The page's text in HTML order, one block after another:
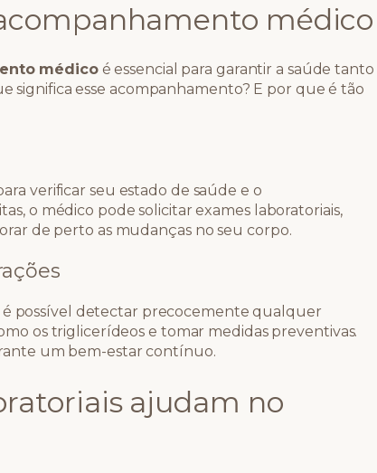
médico
médicoé essencial para garantir a saúde tanto
significa esse acompanhamento? E por que é tão
verificar seu estado de saúde e o
o médico pode solicitar exames laboratoriais,
de perto as mudanças no seu corpo.
possível detectar precocemente qualquer
os triglicerídeos e tomar medidas preventivas.
um bem-estar contínuo.
ajudam no